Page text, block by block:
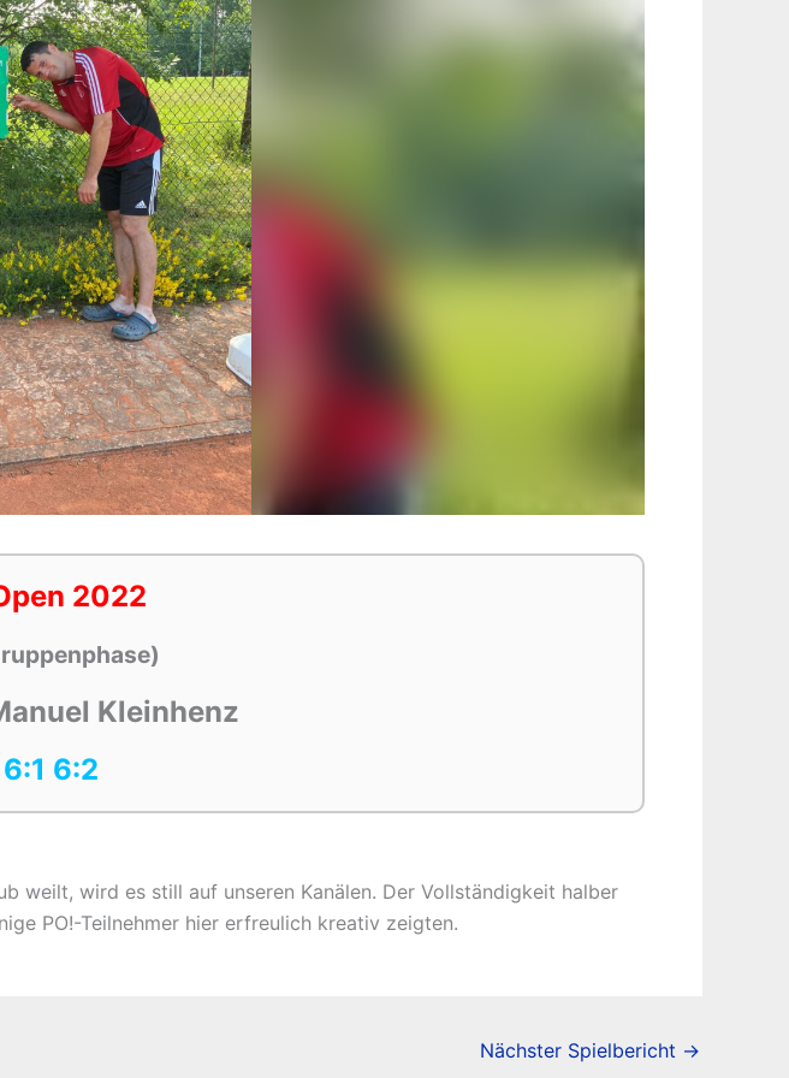
2022
Kleinhenz
6:2
weilt, wird es still auf unseren Kanälen. Der Vollständigkeit halber
PO!-Teilnehmer hier erfreulich kreativ zeigten.
Nächster Spielbericht →